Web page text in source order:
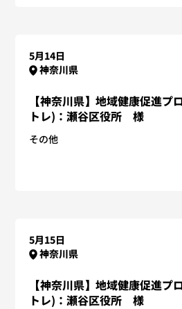
5月14日
神奈川県
【神奈川県】地域健康促進プ
トレ)：瀬谷区役所 様
その他
5月15日
神奈川県
【神奈川県】地域健康促進プ
トレ)：瀬谷区役所 様